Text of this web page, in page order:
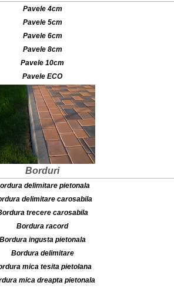
Pavele 4cm
Pavele 5cm
Pavele 6cm
Pavele 8cm
Pavele 10cm
Pavele ECO
Borduri
delimitare pietonala
delimitare carosabila
trecere carosabila
Bordura racord
Bordura ingusta pietonala
Bordura delimitare
mica tesita pietolana
mica dreapta pietonala